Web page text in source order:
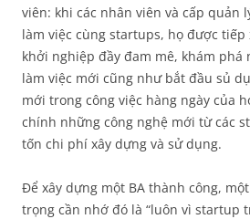
viên: khi các nhân viên và cấp quản
làm việc cùng startups, họ được tiếp
khởi nghiệp đầy đam mê, khám
làm việc mới cũng như bắt đầu sủ
mới trong công việc hàng ngày của
chính những công nghệ mới từ các
tốn chi phí xây dựng và sử dụng.
Để xây dựng một BA thành công,
trọng cần nhớ đó là “luôn vì startup